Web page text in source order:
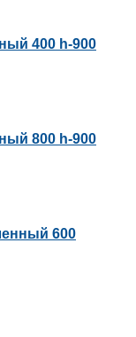
400 h-900
800 h-900
600